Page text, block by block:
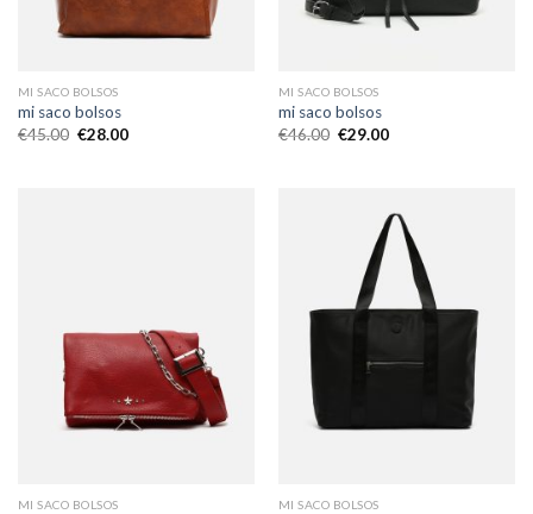
MI SACO BOLSOS
mi saco bolsos
€45.00 €28.00
MI SACO BOLSOS
mi saco bolsos
€46.00 €29.00
MI SACO BOLSOS MI SACO BOLSOS